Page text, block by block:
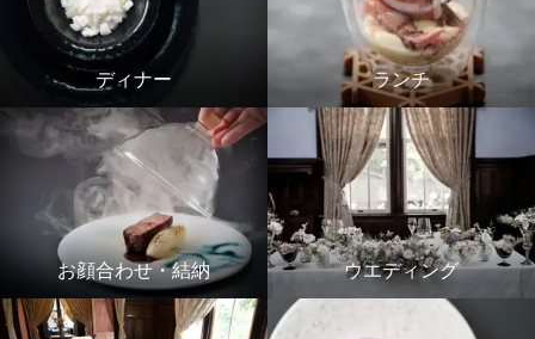
ディナー ランチ
お顔合わせ・結納 ウエディング